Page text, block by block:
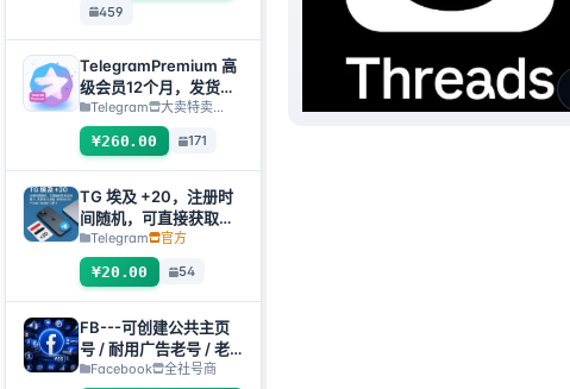
459
TelegramPremium 高
级会员12个月，发货方
式：人工发货礼品链接
【注：购买必须提交售
后工单才发货】
Telegram 大卖特卖…
¥260.00 171
TG 埃及 +20，注册时
间随机，可直接获取验
证码登入，支持任何设
备（获取验证码
+tdata/session文件）
🔥
Telegram 官方
¥20.00 54
FB---可创建公共主页
号 / 耐用广告老号 / 老
主页(粉丝专页)组合
Facebook 全社号商